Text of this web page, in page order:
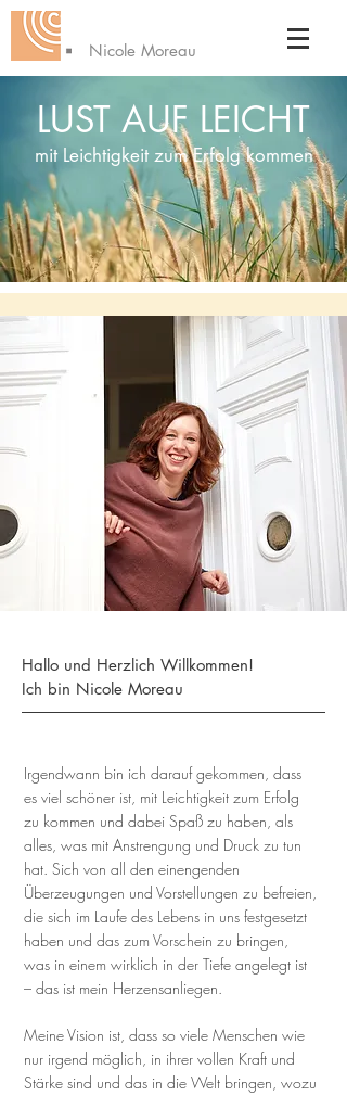
Nicole Moreau
LUST AUF LEICHT
mit Leichtigkeit zum Erfolg kommen
Hallo und Herzlich Willkommen!
Ich bin Nicole Moreau
Irgendwann bin ich darauf gekommen, dass
es viel schöner ist, mit Leichtigkeit zum Erfolg
zu kommen und dabei Spaß zu haben, als
alles, was mit Anstrengung und Druck zu tun
hat. Sich von all den einengenden
Überzeugungen und Vorstellungen zu befreien,
die sich im Laufe des Lebens in uns festgesetzt
haben und das zum Vorschein zu bringen,
was in einem wirklich in der Tiefe angelegt ist
– das ist mein Herzensanliegen.
Meine Vision ist, dass so viele Menschen wie
nur irgend möglich, in ihrer vollen Kraft und
Stärke sind und das in die Welt bringen, wozu